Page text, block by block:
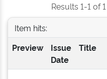
Results 1-1 of
Item hits:
Preview
Issue
Date
Title